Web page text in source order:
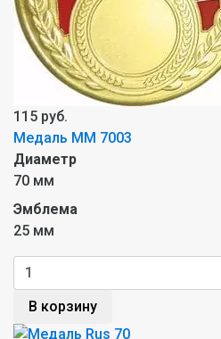
115 руб.
Медаль MM 7003
Диаметр
70 мм
Эмблема
25 мм
В корзину